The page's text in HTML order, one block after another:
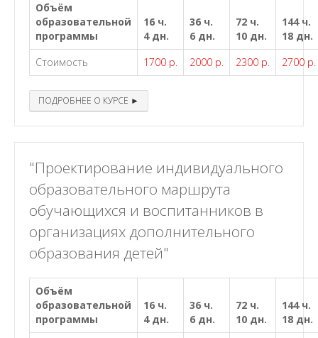
Объём
образовательной
программы
16 ч.
4 дн.
36 ч.
6 дн.
72 ч.
10 дн.
144 ч.
18 дн.
Стоимость
1700 р. 2000 р. 2300 р. 2700 р.
ПОДРОБНЕЕ О КУРСЕ ►
"Проектирование индивидуального
образовательного маршрута
обучающихся и воспитанников в
организациях дополнительного
образования детей"
Объём
образовательной
программы
16 ч.
4 дн.
36 ч.
6 дн.
72 ч.
10 дн.
144 ч.
18 дн.